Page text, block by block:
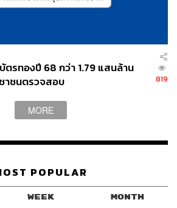
ตรทองปี 68 กว่า 1.79 แสนล้าน
าชนตรวจสอบ
819
MORE
POPULAR
WEEK MONTH